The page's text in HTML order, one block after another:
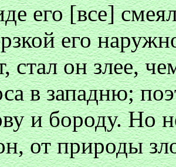
его [все]
его
он злее,
в западню;
и бороду. Но
от природы